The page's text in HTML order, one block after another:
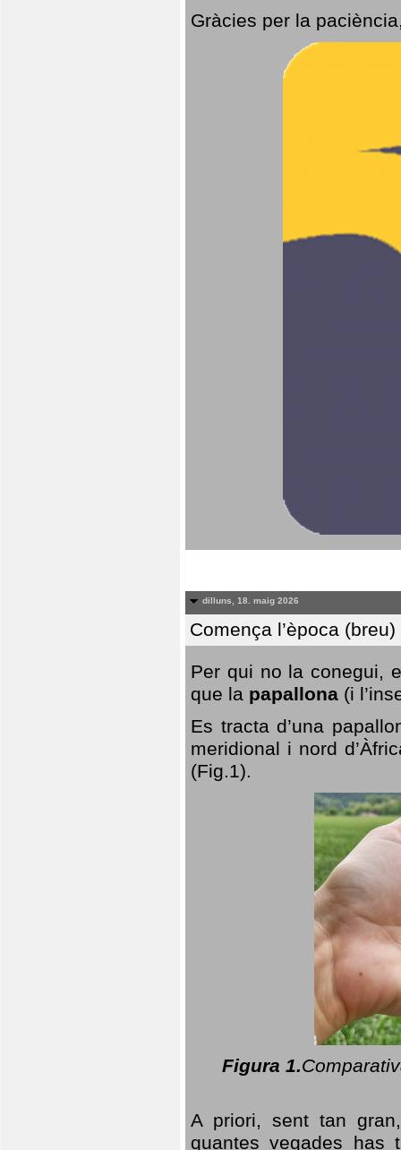
Gràcies per la
dilluns, 18. maig 2026
Comença l’època
Per qui no la conegui,
que la papallona (i
Es tracta d’una
meridional i nord
(Fig.1).
Figura 1.
A priori, sent tan
quantes vegades has